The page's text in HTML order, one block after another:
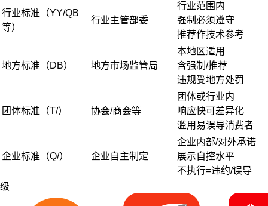
行业标准（YY/QB
等）
行业主管部委
行业范围内
强制必须遵守
推荐作技术参考
地方标准（DB） 地方市场监管局
本地区适用
含强制/推荐
违规受地方处罚
团体标准（T/） 协会/商会等
团体或行业内
响应快可差异化
滥用易误导消费者
企业标准（Q/） 企业自主制定
企业内部/对外承诺
展示自控水平
不执行=违约/误导
级